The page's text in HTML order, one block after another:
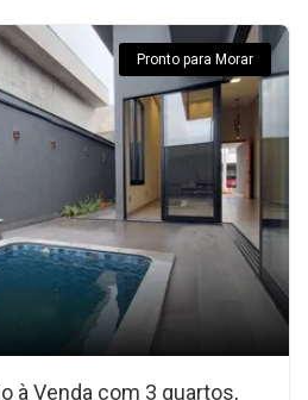
Pronto para Morar
à Venda com 3 quartos,